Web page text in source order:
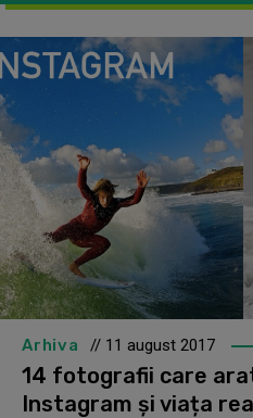
Arhiva // 11 august 2017
14 fotografii care
Instagram și viața